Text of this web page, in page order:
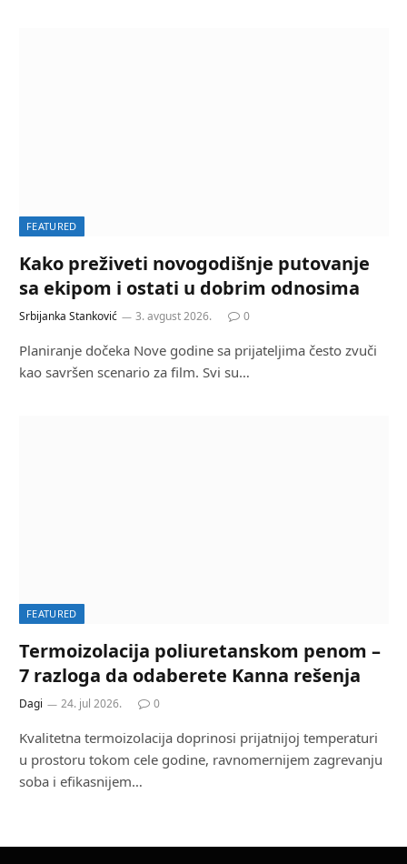
FEATURED
Kako preživeti novogodišnje putovanje
sa ekipom i ostati u dobrim odnosima
Srbijanka Stanković 3. avgust 2026. 0
Planiranje dočeka Nove godine sa prijateljima često zvuči
kao savršen scenario za film. Svi su…
FEATURED
Termoizolacija poliuretanskom penom –
7 razloga da odaberete Kanna rešenja
Dagi 24. jul 2026. 0
Kvalitetna termoizolacija doprinosi prijatnijoj temperaturi
u prostoru tokom cele godine, ravnomernijem zagrevanju
soba i efikasnijem…